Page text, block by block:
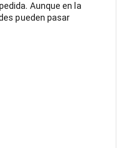
Aunque en la
pueden pasar